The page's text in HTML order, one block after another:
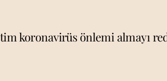
koronavirüs önlemi almayı